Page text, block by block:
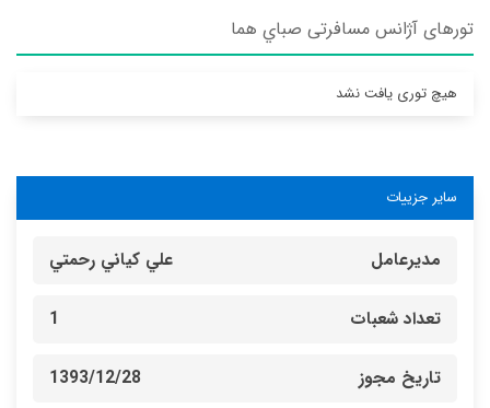
تورهای آژانس مسافرتی صباي هما
هیچ توری یافت نشد
سایر جزییات
مدیرعامل علي كياني رحمتي
تعداد شعبات 1
تاریخ مجوز 1393/12/28